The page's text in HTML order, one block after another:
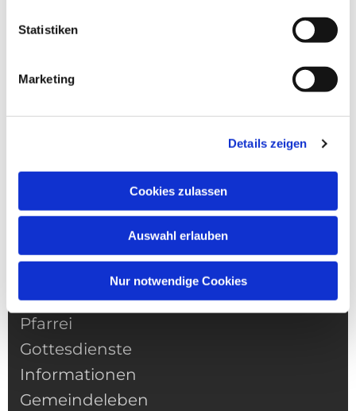
Statistiken
Marketing
Details zeigen
Cookies zulassen
Auswahl erlauben
Nur notwendige Cookies
NAVIGATION
Pfarrei
Gottesdienste
Informationen
Gemeindeleben